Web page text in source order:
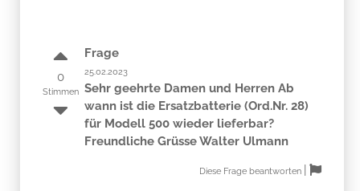
0
Stimmen
Frage
25.02.2023
Sehr geehrte Damen und Herren Ab
wann ist die Ersatzbatterie (Ord.Nr. 28)
für Modell 500 wieder lieferbar?
Freundliche Grüsse Walter Ulmann
Diese Frage beantworten